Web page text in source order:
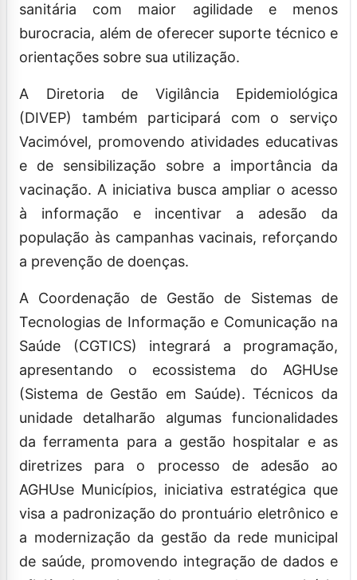
sanitária com maior agilidade e menos
burocracia, além de oferecer suporte técnico e
orientações sobre sua utilização.
A Diretoria de Vigilância Epidemiológica
(DIVEP) também participará com o serviço
Vacimóvel, promovendo atividades educativas
e de sensibilização sobre a importância da
vacinação. A iniciativa busca ampliar o acesso
à informação e incentivar a adesão da
população às campanhas vacinais, reforçando
a prevenção de doenças.
A Coordenação de Gestão de Sistemas de
Tecnologias de Informação e Comunicação na
Saúde (CGTICS) integrará a programação,
apresentando o ecossistema do AGHUse
(Sistema de Gestão em Saúde). Técnicos da
unidade detalharão algumas funcionalidades
da ferramenta para a gestão hospitalar e as
diretrizes para o processo de adesão ao
AGHUse Municípios, iniciativa estratégica que
visa a padronização do prontuário eletrônico e
a modernização da gestão da rede municipal
de saúde, promovendo integração de dados e